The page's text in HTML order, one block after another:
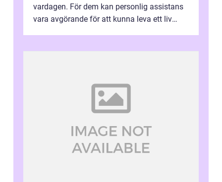
vardagen. För dem kan personlig assistans
vara avgörande för att kunna leva ett liv